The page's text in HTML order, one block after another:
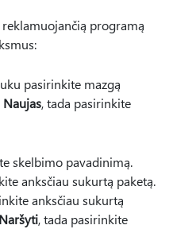
programą
pasirinkite mazgą
Naujas, tada pasirinkite
skelbimo pavadinimą.
anksčiau sukurtą paketą.
anksčiau sukurtą
Naršyti, tada pasirinkite